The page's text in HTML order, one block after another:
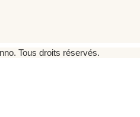
Tous droits réservés.